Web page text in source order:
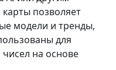
позволяет
модели и тренды,
для
на основе